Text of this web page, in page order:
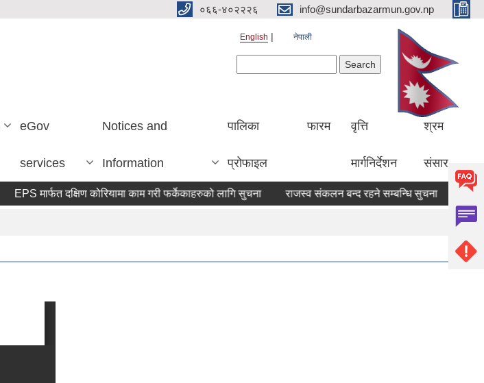
०६६-४०२२२६ info@sundarbazarmun.gov.np
English नेपाली
eGov
services
Notices and
Information
पालिका
प्रोफाइल
फारम वृत्ति
मार्गनिर्देशन
श्रम
संसार
EPS मार्फत दक्षिण कोरियामा काम गरी फर्केकाहरुको लागि सुचना राजस्व संकलन बन्द रहने सम्बन्धि सुचना